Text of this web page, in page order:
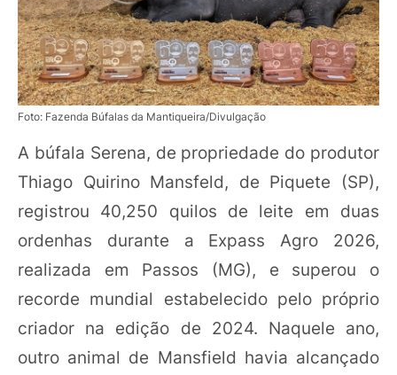
Foto: Fazenda Búfalas da Mantiqueira/Divulgação
A búfala Serena, de propriedade do produtor
Thiago Quirino Mansfeld, de Piquete (SP),
registrou 40,250 quilos de leite em duas
ordenhas durante a Expass Agro 2026,
realizada em Passos (MG), e superou o
recorde mundial estabelecido pelo próprio
criador na edição de 2024. Naquele ano,
outro animal de Mansfield havia alcançado